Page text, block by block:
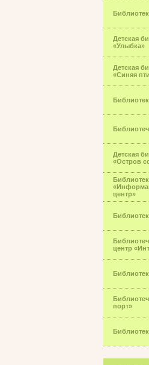
Детская
«Улыбка»
Детская
«Синяя
Детская
«Остров
центр»
центр
порт»